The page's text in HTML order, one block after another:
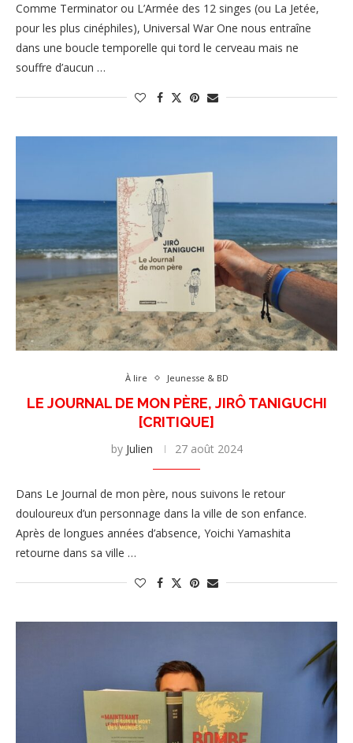
Comme Terminator ou L’Armée des 12 singes (ou La Jetée,
pour les plus cinéphiles), Universal War One nous entraîne
dans une boucle temporelle qui tord le cerveau mais ne
souffre d’aucun …
À lire Jeunesse & BD
LE JOURNAL DE MON PÈRE, JIRÔ TANIGUCHI
[CRITIQUE]
by Julien 27 août 2024
Dans Le Journal de mon père, nous suivons le retour
douloureux d’un personnage dans la ville de son enfance.
Après de longues années d’absence, Yoichi Yamashita
retourne dans sa ville …